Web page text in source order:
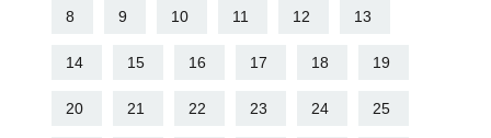
8 9 10 11 12 13
14 15 16 17 18 19
20 21 22 23 24 25